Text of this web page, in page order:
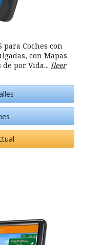
para Coches con
con Mapas
por Vida... [leer